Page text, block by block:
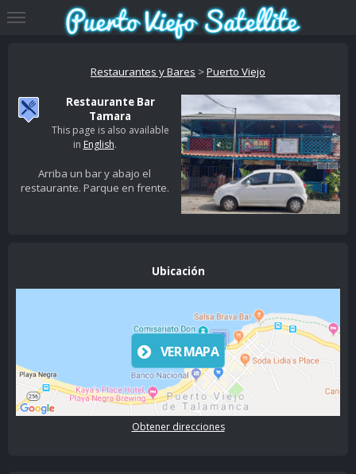
Restaurantes y Bares >Puerto Viejo
Restaurante Bar
Tamara
This page is also available
in English.
Arriba un bar y abajo el
restaurante. Parque en frente.
Ubicación
VER MAPA
Obtener direcciones